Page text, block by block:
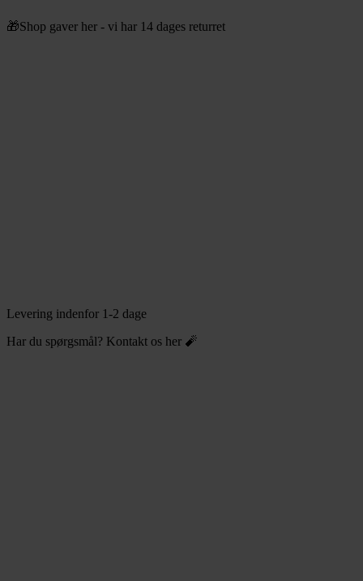
til
🎁Shop gaver her - vi har 14 dages returret
Levering indenfor 1-2 dage
Har du spørgsmål? Kontakt os her 🧨